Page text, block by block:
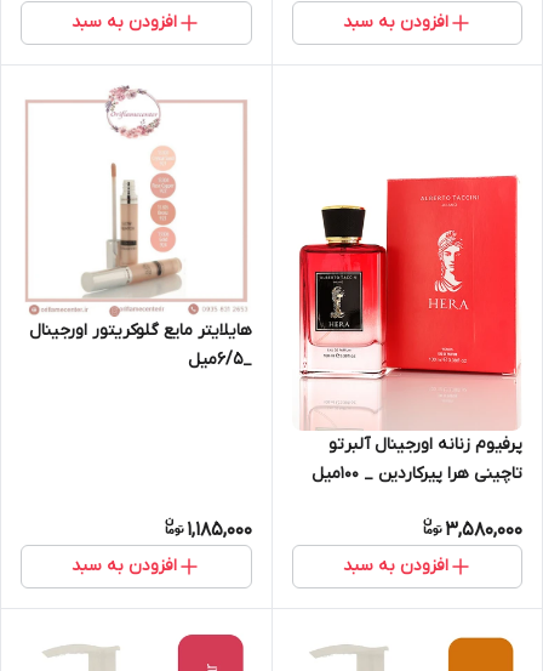
افزودن به سبد افزودن به سبد
پرفیوم زنانه اورجینال آلبرتو
تاچینی هرا پیرکاردین _ ۱۰۰میل
3,580,000
افزودن به سبد
هایلایتر مایع گلوکریتور اورجینال
_۶/۵میل
1,185,000
افزودن به سبد